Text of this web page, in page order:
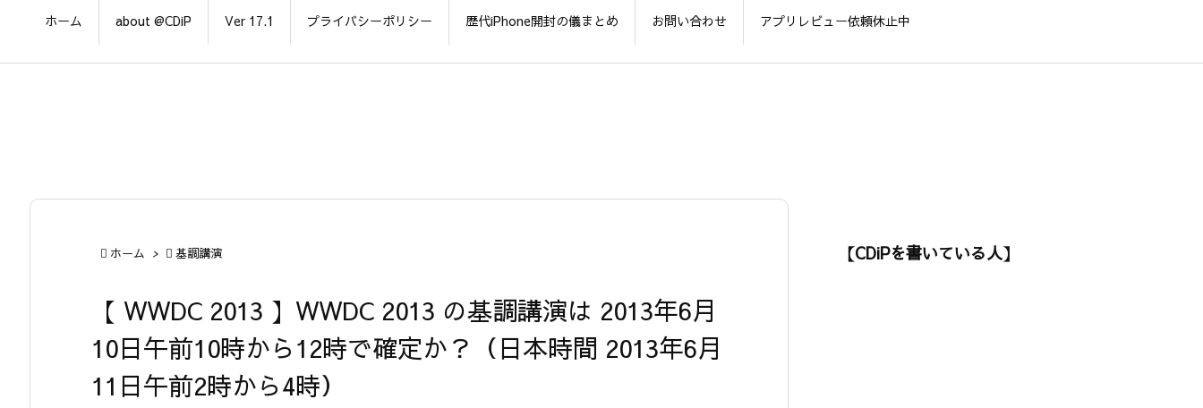
ホーム about @CDiP Ver 17.1 プライバシーポリシー 歴代iPhone開封の儀まとめ お問い合わせ アプリレビュー依頼休止中
 ホーム >  基調講演
【 WWDC 2013 】WWDC 2013 の基調講演は 2013年6月
10日午前10時から12時で確定か？（日本時間 2013年6月
11日午前2時から4時）
【CDiPを書いている人】